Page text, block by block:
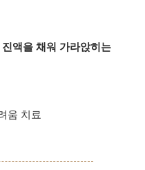
진액을 채워 가라앉히는